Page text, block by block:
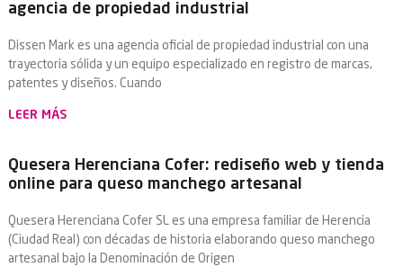
agencia de propiedad industrial
Dissen Mark es una agencia oficial de propiedad industrial con una
trayectoria sólida y un equipo especializado en registro de marcas,
patentes y diseños. Cuando
LEER MÁS
Quesera Herenciana Cofer: rediseño web y tienda
online para queso manchego artesanal
Quesera Herenciana Cofer SL es una empresa familiar de Herencia
(Ciudad Real) con décadas de historia elaborando queso manchego
artesanal bajo la Denominación de Origen